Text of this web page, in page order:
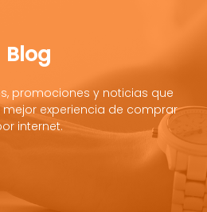
Blog
promociones y noticias que
experiencia de comprar
internet.